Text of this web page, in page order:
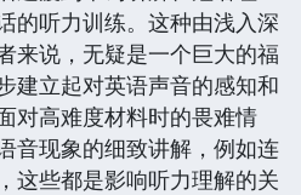
的听力训练。这种由浅入深
来说，无疑是一个巨大的福
建立起对英语声音的感知和
对高难度材料时的畏难情
音现象的细致讲解，例如连
这些都是影响听力理解的关